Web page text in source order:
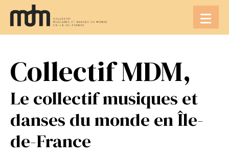
contenu
Collectif MDM,
Le collectif musiques et
danses du monde en Île-
de-France